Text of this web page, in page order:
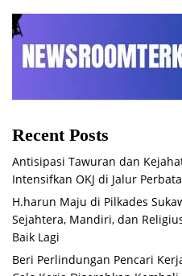
Recent Posts
Antisipasi Tawuran dan
Intensifkan OKJ di Jalur
H.harun Maju di Pilkades
Sejahtera, Mandiri, dan
Baik Lagi
Beri Perlindungan Pencari